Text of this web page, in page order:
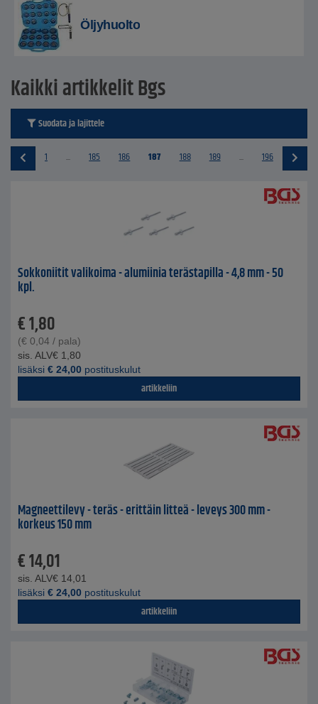
Öljyhuolto
Kaikki artikkelit Bgs
Suodata ja lajittele
1 ... 185 186 187 188 189 ... 196
Sokkoniitit valikoima - alumiinia terästapilla - 4,8 mm - 50
kpl.
€1,80
(€ 0,04 / pala)
sis. ALV€ 1,80
lisäksi € 24,00 postituskulut
artikkeliin
Magneettilevy - teräs - erittäin litteä - leveys 300 mm -
korkeus 150 mm
€14,01
sis. ALV€ 14,01
lisäksi € 24,00 postituskulut
artikkeliin